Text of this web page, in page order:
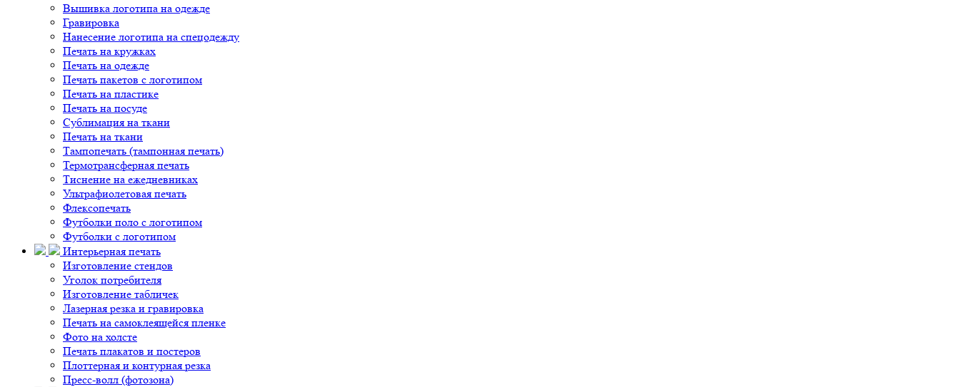
Вышивка логотипа на одежде
Гравировка
Нанесение логотипа на спецодежду
Печать на кружках
Печать на одежде
Печать пакетов с логотипом
Печать на пластике
Печать на посуде
Сублимация на ткани
Печать на ткани
Тампопечать (тампонная печать)
Термотрансферная печать
Тиснение на ежедневниках
Ультрафиолетовая печать
Флексопечать
Футболки поло с логотипом
Футболки с логотипом
Интерьерная печать
Изготовление стендов
Уголок потребителя
Изготовление табличек
Лазерная резка и гравировка
Печать на самоклеящейся пленке
Фото на холсте
Печать плакатов и постеров
Плоттерная и контурная резка
Пресс-волл (фотозона)